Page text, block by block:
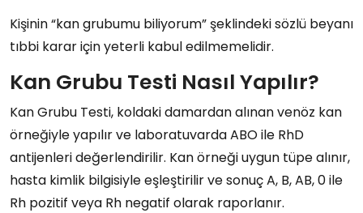
Kişinin “kan grubumu biliyorum” şeklindeki sözlü beyanı
tıbbi karar için yeterli kabul edilmemelidir.
Kan Grubu Testi Nasıl Yapılır?
Kan Grubu Testi, koldaki damardan alınan venöz kan
örneğiyle yapılır ve laboratuvarda ABO ile RhD
antijenleri değerlendirilir. Kan örneği uygun tüpe alınır,
hasta kimlik bilgisiyle eşleştirilir ve sonuç A, B, AB, 0 ile
Rh pozitif veya Rh negatif olarak raporlanır.